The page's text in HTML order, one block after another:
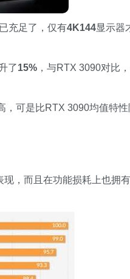
充足了，仅有4K144显示器
了15% ，与RTX 3090对比，
，可是比RTX 3090均值特性
，而且在功能损耗上也拥有